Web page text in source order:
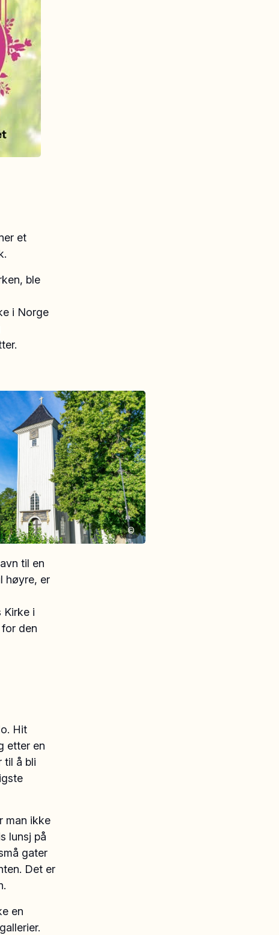
et
ble
i Norge
©
til en
høyre, er
Kirke i
den
Hit
etter en
til å bli
man ikke
lunsj på
gater
Det er
en